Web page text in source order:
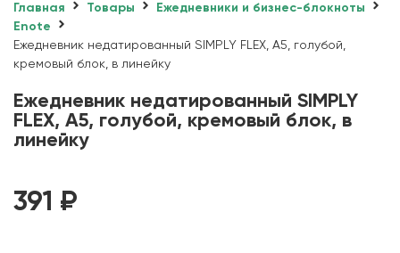
Главная Товары
Ежедневники и бизнес-блокноты
Enote
Ежедневник недатированный SIMPLY FLEX, А5, голубой,
кремовый блок, в линейку
Ежедневник недатированный SIMPLY
FLEX, А5, голубой, кремовый блок, в
линейку
391 ₽